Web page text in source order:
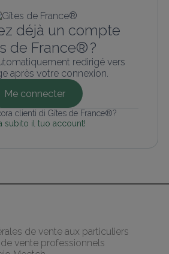
déjà un compte
de France® ?
redirigé vers
après votre connexion.
Me connecter
clienti di Gîtes de France®?
subito il tuo account!
de vente aux particuliers
vente professionnels